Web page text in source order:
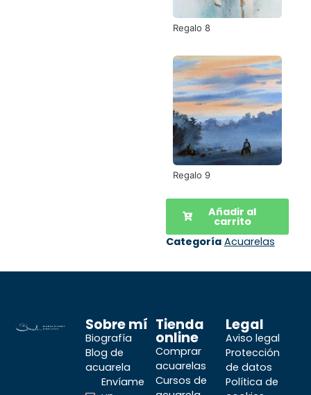
Regalo 8
Regalo 9
Añadir al
carrito
Categoría Acuarelas
Sobre mí
Biografía
Blog de
acuarela
Envíame
Tienda
online
Comprar
acuarelas
Cursos de
Legal
Aviso legal
Protección
de datos
Política de